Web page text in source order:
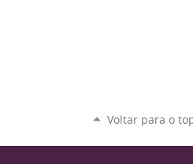
Voltar para o